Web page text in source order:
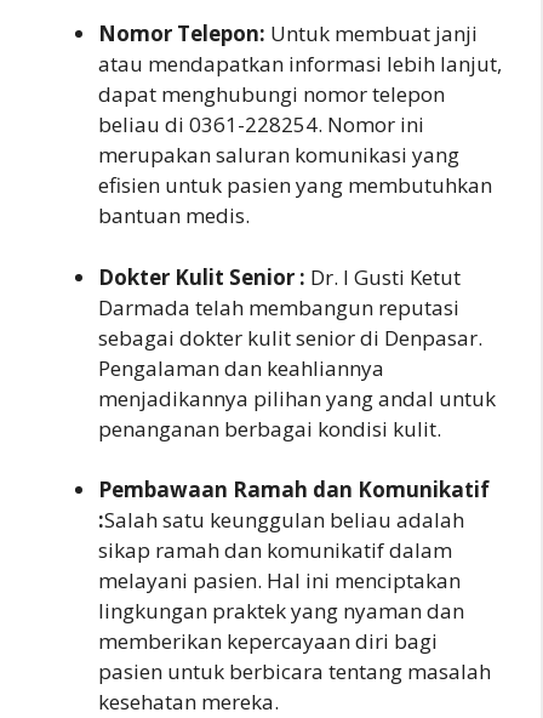
Nomor Telepon: Untuk membuat janji
atau mendapatkan informasi lebih lanjut,
dapat menghubungi nomor telepon
beliau di 0361-228254. Nomor ini
merupakan saluran komunikasi yang
efisien untuk pasien yang membutuhkan
bantuan medis.
Dokter Kulit Senior : Dr. I Gusti Ketut
Darmada telah membangun reputasi
sebagai dokter kulit senior di Denpasar.
Pengalaman dan keahliannya
menjadikannya pilihan yang andal untuk
penanganan berbagai kondisi kulit.
Pembawaan Ramah dan Komunikatif
:Salah satu keunggulan beliau adalah
sikap ramah dan komunikatif dalam
melayani pasien. Hal ini menciptakan
lingkungan praktek yang nyaman dan
memberikan kepercayaan diri bagi
pasien untuk berbicara tentang masalah
kesehatan mereka.